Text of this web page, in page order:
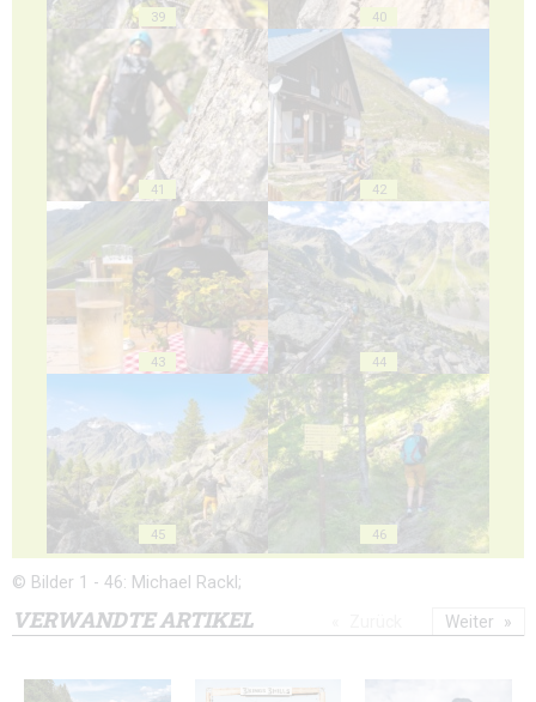
39 40
41 42
43 44
45 46
© Bilder 1 - 46: Michael Rackl;
VERWANDTE ARTIKEL Weiter